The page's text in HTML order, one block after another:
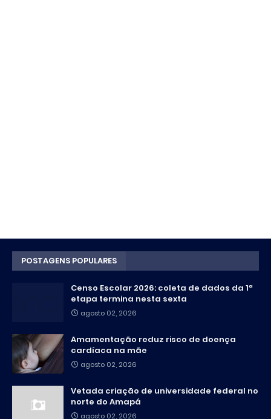
POSTAGENS POPULARES
Censo Escolar 2026: coleta de dados da 1ª
etapa termina nesta sexta
agosto 02, 2026
Amamentação reduz risco de doença
cardíaca na mãe
agosto 02, 2026
Vetada criação de universidade federal no
norte do Amapá
agosto 02, 2026